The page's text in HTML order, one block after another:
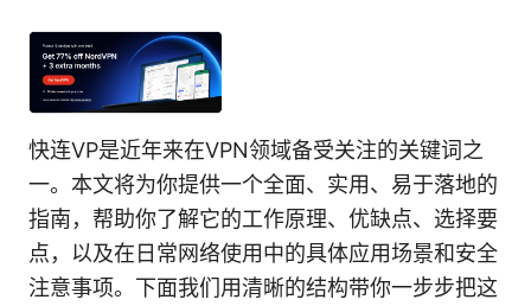
快连VP是近年来在VPN领域备受关注的关键词之
一。本文将为你提供一个全面、实用、易于落地的
指南，帮助你了解它的工作原理、优缺点、选择要
点，以及在日常网络使用中的具体应用场景和安全
注意事项。下面我们用清晰的结构带你一步步把这